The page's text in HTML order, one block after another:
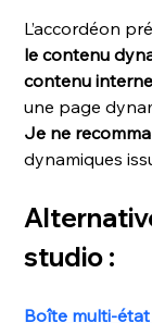
L’accordéon
le contenu
contenu interne
une page
Je ne
dynamiques
studio :
Boîte multi-état